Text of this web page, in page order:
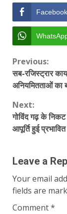
Facebook
Reading
Previous:
सब-रजिस्ट्रार
अनियमितताओं का
Next:
गोविंद गढ़ के निकट
आपूर्ति हुई प्रभावित
Leave a
Your email
fields are
Comment*